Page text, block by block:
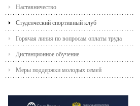
Наставничество
Студенческий спортивный клуб
Горячая линия по вопросам оплаты труда
Дистанционное обучение
Меры поддержки молодых семей